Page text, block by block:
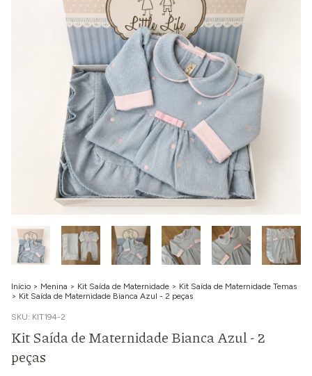
Início > Menina > Kit Saída de Maternidade > Kit Saída de Maternidade Temas
> Kit Saída de Maternidade Bianca Azul - 2 peças
SKU: KIT194-2
Kit Saída de Maternidade Bianca Azul - 2
peças